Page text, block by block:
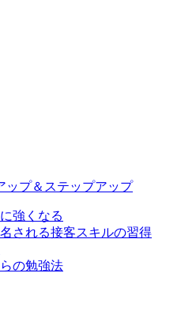
ップ＆ステップアップ
強くなる
される接客スキルの習得
の勉強法